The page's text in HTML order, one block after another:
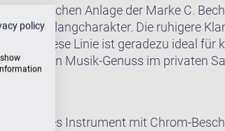
akustischen Anlage der Marke C.
Klangcharakter. Die ruhigere
Diese Linie ist geradezu ideal
für den Musik-Genuss im privaten
Sie dieses Instrument mit Chrom-
policy